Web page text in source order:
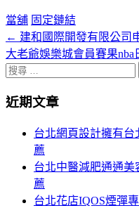
當舖 固定鏈結
文
章
頁
← 建和國際開發有限公司
大老爺娛樂城會員賽果
搜
關
近期文章
台北網頁設計擁有
薦
台北中醫減肥通通
薦
台北花店IQOS煙彈